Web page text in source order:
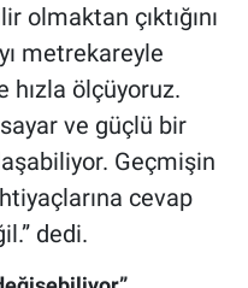
olmaktan çıktığını
metrekareyle
hızla ölçüyoruz.
ve güçlü bir
Geçmişin
cevap
dedi.